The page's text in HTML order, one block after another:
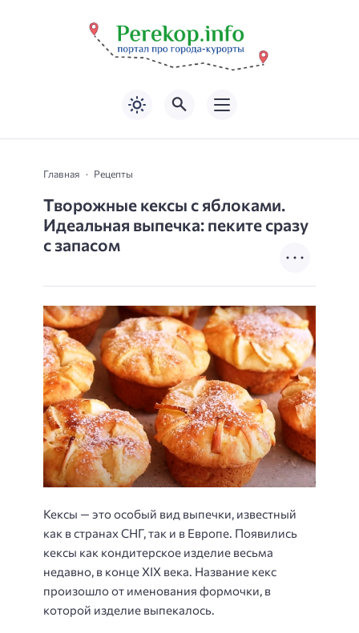
Главная Рецепты
Творожные кексы с яблоками.
Идеальная выпечка: пеките сразу
с запасом
Кексы — это особый вид выпечки, известный
как в странах СНГ, так и в Европе. Появились
кексы как кондитерское изделие весьма
недавно, в конце XIX века. Название кекс
произошло от именования формочки, в
которой изделие выпекалось.